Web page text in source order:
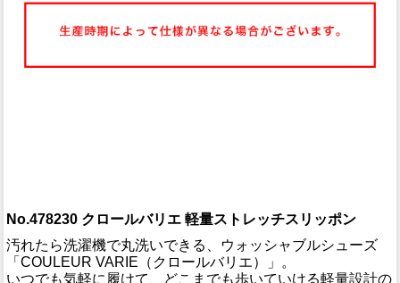
No.478230 クロールバリエ 軽量ストレッチスリッポン
汚れたら洗濯機で丸洗いできる、ウォッシャブルシューズ
「COULEUR VARIE（クロールバリエ）」。
いつでも気軽に履けて、どこまでも歩いていける軽量設計の